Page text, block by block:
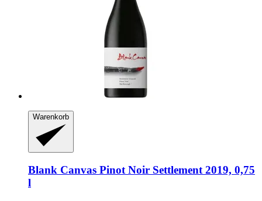
Warenkorb
Blank Canvas Pinot Noir Settlement 2019, 0,75
l